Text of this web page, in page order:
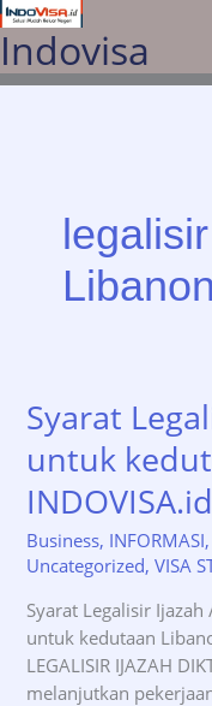
Lewati
ke
konten
Indovisa
Libanon
Syarat
untuk
Business, INFORMASI,
Uncategorized,VISA
Syarat Legalisir
untuk kedutaan
LEGALISIR IJAZAH
melanjutkan